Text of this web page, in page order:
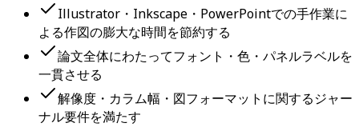
Illustrator・Inkscape・PowerPointでの手作業に
よる作図の膨大な時間を節約する
論文全体にわたってフォント・色・パネルラベルを
一貫させる
解像度・カラム幅・図フォーマットに関するジャー
ナル要件を満たす